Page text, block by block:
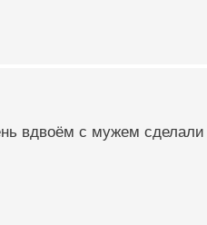
вдвоём с мужем